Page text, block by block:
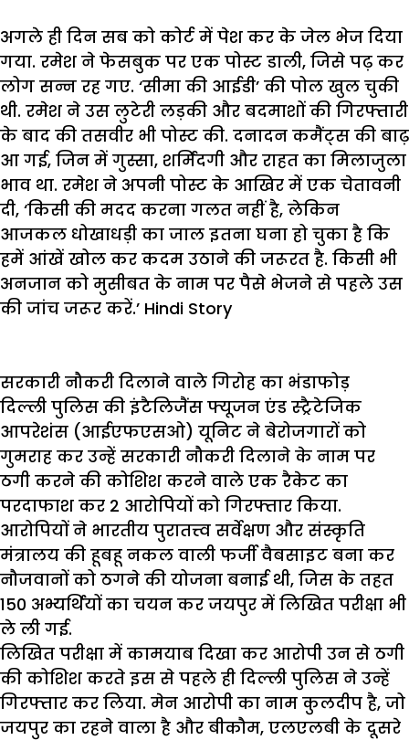
अगले ही दिन सब को कोर्ट में पेश कर के जेल भेज दिया
गया. रमेश ने फेसबुक पर एक पोस्ट डाली, जिसे पढ़ कर
लोग सन्न रह गए. ‘सीमा की आईडी’ की पोल खुल चुकी
थी. रमेश ने उस लुटेरी लड़की और बदमाशों की गिरफ्तारी
के बाद की तसवीर भी पोस्ट की. दनादन कमैंट्स की बाढ़
आ गई, जिन में गुस्सा, शर्मिंदगी और राहत का मिलाजुला
भाव था. रमेश ने अपनी पोस्ट के आखिर में एक चेतावनी
दी, ‘किसी की मदद करना गलत नहीं है, लेकिन
आजकल धोखाधड़ी का जाल इतना घना हो चुका है कि
हमें आंखें खोल कर कदम उठाने की जरूरत है. किसी भी
अनजान को मुसीबत के नाम पर पैसे भेजने से पहले उस
की जांच जरूर करें.’ Hindi Story
सरकारी नौकरी दिलाने वाले गिरोह का भंडाफोड़
दिल्ली पुलिस की इंटैलिजैंस फ्यूजन एंड स्ट्रैटेजिक
आपरेशंस (आईएफएसओ) यूनिट ने बेरोजगारों को
गुमराह कर उन्हें सरकारी नौकरी दिलाने के नाम पर
ठगी करने की कोशिश करने वाले एक रैकेट का
परदाफाश कर 2 आरोपियों को गिरफ्तार किया.
आरोपियों ने भारतीय पुरातत्त्व सर्वेक्षण और संस्कृति
मंत्रालय की हूबहू नकल वाली फर्जी वैबसाइट बना कर
नौजवानों को ठगने की योजना बनाई थी, जिस के तहत
150 अभ्यर्थियों का चयन कर जयपुर में लिखित परीक्षा भी
ले ली गई.
लिखित परीक्षा में कामयाब दिखा कर आरोपी उन से ठगी
की कोशिश करते इस से पहले ही दिल्ली पुलिस ने उन्हें
गिरफ्तार कर लिया. मेन आरोपी का नाम कुलदीप है, जो
जयपुर का रहने वाला है और बीकौम, एलएलबी के दूसरे